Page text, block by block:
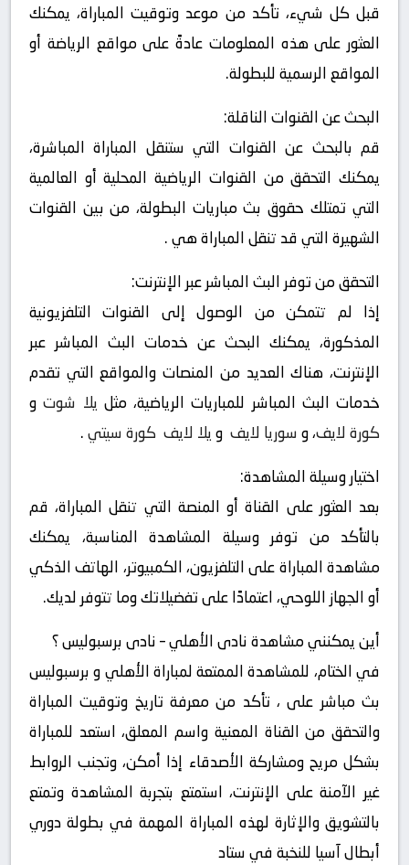
قبل كل شيء، تأكد من موعد وتوقيت المباراة، يمكنك
العثور على هذه المعلومات عادةً على مواقع الرياضة أو
المواقع الرسمية للبطولة.
البحث عن القنوات الناقلة:
قم بالبحث عن القنوات التي ستنقل المباراة المباشرة،
يمكنك التحقق من القنوات الرياضية المحلية أو العالمية
التي تمتلك حقوق بث مباريات البطولة، من بين القنوات
الشهيرة التي قد تنقل المباراة هي .
التحقق من توفر البث المباشر عبر الإنترنت:
إذا لم تتمكن من الوصول إلى القنوات التلفزيونية
المذكورة، يمكنك البحث عن خدمات البث المباشر عبر
الإنترنت، هناك العديد من المنصات والمواقع التي تقدم
خدمات البث المباشر للمباريات الرياضية، مثل يلا شوتو
كورة لايف، وسوريا لايف ويلا لايف كورة سيتي.
اختيار وسيلة المشاهدة:
بعد العثور على القناة أو المنصة التي تنقل المباراة، قم
بالتأكد من توفر وسيلة المشاهدة المناسبة، يمكنك
مشاهدة المباراة على التلفزيون، الكمبيوتر، الهاتف الذكي
أو الجهاز اللوحي، اعتمادًا على تفضيلاتك وما تتوفر لديك.
أين يمكنني مشاهدة ‎نادى الأهلي – نادى برسبوليس ؟
في الختام، للمشاهدة الممتعة لمباراة الأهلي و برسبوليس
بث مباشر على ، تأكد من معرفة تاريخ وتوقيت المباراة
والتحقق من القناة المعنية واسم المعلق، استعد للمباراة
بشكل مريح ومشاركة الأصدقاء إذا أمكن، وتجنب الروابط
غير الآمنة على الإنترنت، استمتع بتجربة المشاهدة وتمتع
بالتشويق والإثارة لهذه المباراة المهمة في بطولة دوري
أبطال آسيا للنخبة في ستاد